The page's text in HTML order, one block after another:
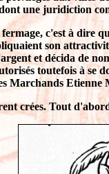
une juridiction
c'est à dire
son
et décida de
toutefois à se
Marchands
crées. Tout